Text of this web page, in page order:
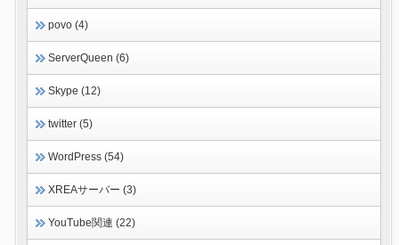
povo (4)
ServerQueen (6)
Skype (12)
twitter (5)
WordPress (54)
XREAサーバー (3)
YouTube関連 (22)